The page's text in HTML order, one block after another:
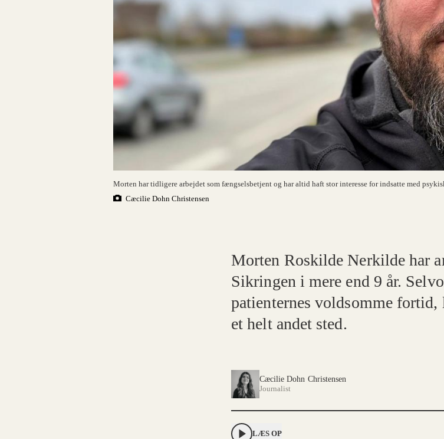
Morten har tidligere arbejdet som fængselsbetjent og har altid haft stor interesse for indsatte med
Cæcilie Dohn Christensen
Morten Roskilde Nerkilde har
Sikringen i mere end 9 år.
patienternes voldsomme fortid,
et helt andet sted.
Cæcilie Dohn Christensen
Journalist
LÆS OP